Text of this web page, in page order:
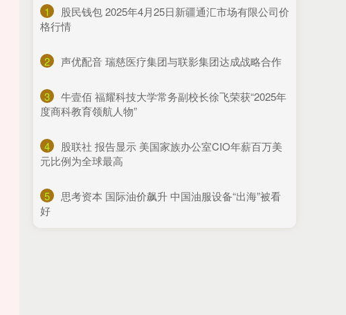
1
​股民钱包 2025年4月25日新疆通汇市场有限公司价
格行情
2 ​声优配音 瑞慈医疗集团与联影集团达成战略合作
3
​牛壹佰 福耀科技大学常务副校长徐飞荣获“2025年
度商科教育领航人物”
4
​股联社 报告显示 美国家族办公室CIO年薪百万美
元比例为全球最高
5
​思考资本 国际油价飙升 中国油服设备“出海”被看
好